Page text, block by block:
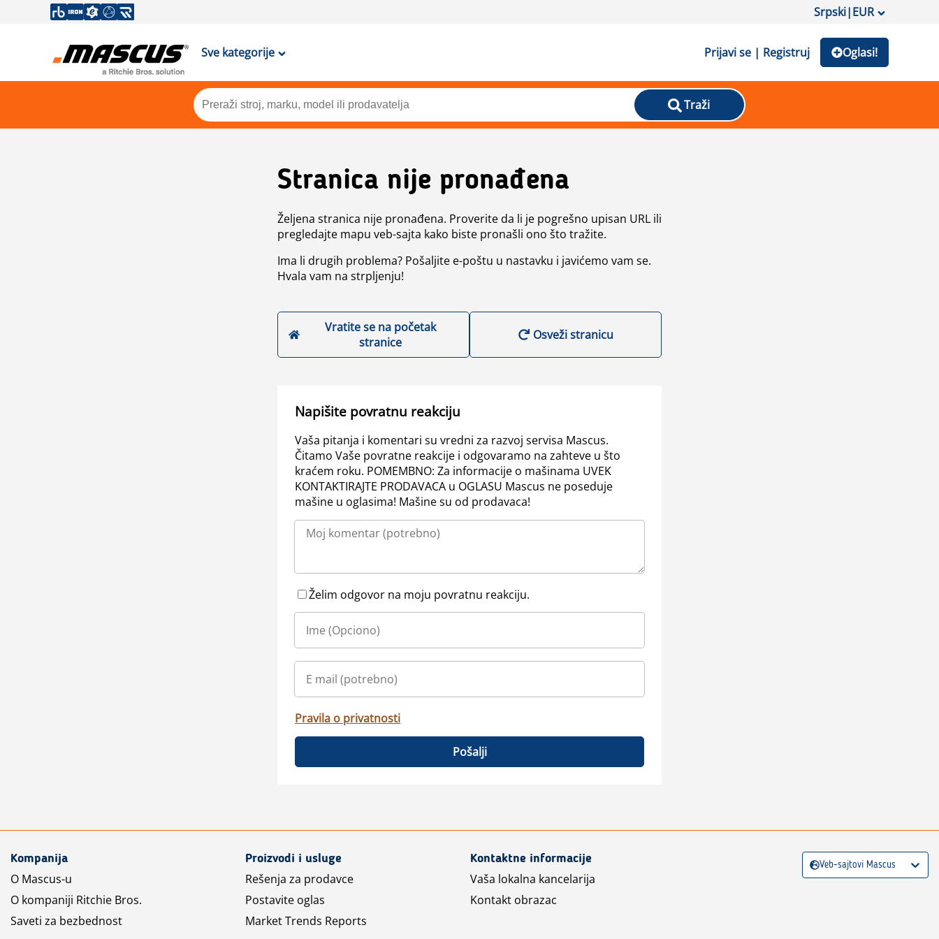
Srpski|EUR
Sve kategorije Prijavi se | Registruj Oglasi!
Traži
Stranica nije pronađena
Željena stranica nije pronađena. Proverite da li je pogrešno upisan URL ili
pregledajte mapu veb-sajta kako biste pronašli ono što tražite.
Ima li drugih problema? Pošaljite e-poštu u nastavku i javićemo vam se.
Hvala vam na strpljenju!
Vratite se na početak
stranice
Osveži stranicu
Napišite povratnu reakciju
Vaša pitanja i komentari su vredni za razvoj servisa Mascus.
Čitamo Vaše povratne reakcije i odgovaramo na zahteve u što
kraćem roku. POMEMBNO: Za informacije o mašinama UVEK
KONTAKTIRAJTE PRODAVACA u OGLASU Mascus ne poseduje
mašine u oglasima! Mašine su od prodavaca!
Želim odgovor na moju povratnu reakciju.
Pravila o privatnosti
Pošalji
Kompanija
O Mascus-u
O kompaniji Ritchie Bros.
Saveti za bezbednost
Proizvodi i usluge
Rešenja za prodavce
Postavite oglas
Market Trends Reports
Kontaktne informacije
Vaša lokalna kancelarija
Kontakt obrazac
Veb-sajtovi Mascus